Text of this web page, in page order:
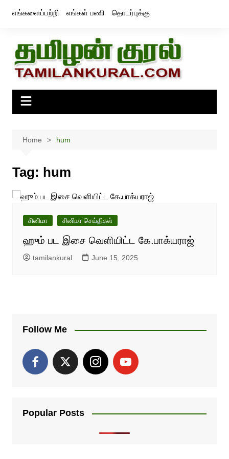
எங்களைப்பற்றி எங்கள் பணி தொடர்புக்கு
Home hum
Tag: hum
சினிமா சினிமா செய்திகள்
ஹும் பட இசை வெளியிட்ட கே.பாக்யராஜ்
tamilankural June 15, 2025
Follow Me
Popular Posts